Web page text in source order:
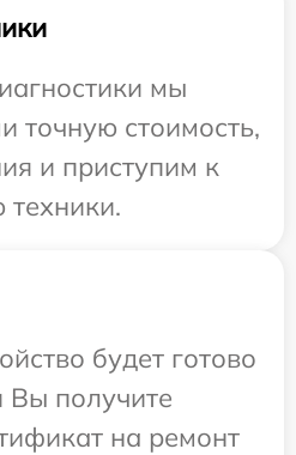
мы
точную стоимость,
и приступим к
техники.
будет готово
Вы получите
на ремонт